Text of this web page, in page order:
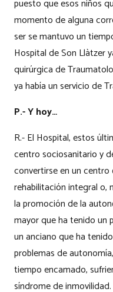
puesto que esos niños
momento de alguna
ser se mantuvo un
Hospital de Son Llàtzer
quirúrgica de
ya había un servicio de
P.- Y hoy…
R.- El Hospital, estos
centro sociosanitario y
convertirse en un
rehabilitación integral o,
la promoción de la
mayor que ha tenido un
un anciano que ha
problemas de
tiempo encamado,
síndrome de